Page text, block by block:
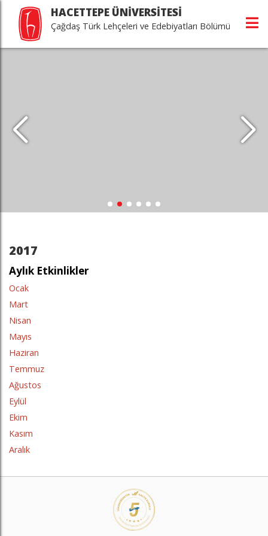
HACETTEPE ÜNİVERSİTESİ
Çağdaş Türk Lehçeleri ve Edebiyatları Bölümü
2017
Aylık Etkinlikler
Ocak
Mart
Nisan
Mayıs
Haziran
Temmuz
Ağustos
Eylül
Ekim
Kasım
Aralık